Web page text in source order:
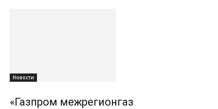
Новости
«Газпром межрегионгаз